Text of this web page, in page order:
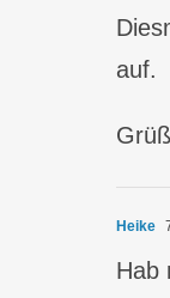
auf.
Heike
Hab